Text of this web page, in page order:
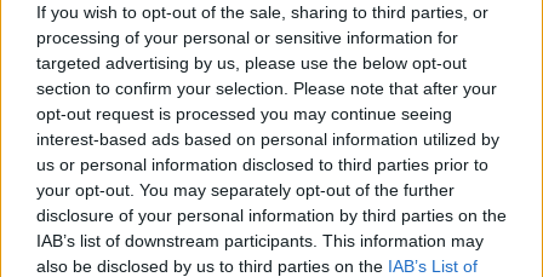
If you wish to opt-out of the sale, sharing to third parties, or
processing of your personal or sensitive information for
targeted advertising by us, please use the below opt-out
section to confirm your selection. Please note that after your
opt-out request is processed you may continue seeing
interest-based ads based on personal information utilized by
us or personal information disclosed to third parties prior to
your opt-out. You may separately opt-out of the further
disclosure of your personal information by third parties on the
IAB’s list of downstream participants. This information may
also be disclosed by us to third parties on the IAB’s List of
ΚΟΙΝΩΝΙΑ
Σε αναστολή η παιδίατρος για την
υπόθεση του βρέφους που νοσηλεύεται
με μηνιγγίτιδα σε ΜΕΘ στην Πάτρα
Σε αναστολή άσκησης καθηκόντων τέθηκε η παιδίατρος που
φέρεται να κάλυπτε την εφημερία στο Γενικό Νοσοκομείο στη
Ζάκυνθο,…